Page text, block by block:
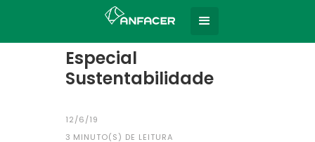
Todas as notícias
Especial
Sustentabilidade
12/6/19
3 MINUTO(S) DE LEITURA